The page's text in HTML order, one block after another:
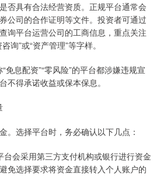
否具有合法经营资质。正规平台通常会
公司的合作证明等文件。投资者可通过
询平台运营公司的工商信息，重点关注
询”或“资产管理”等字样。
免息配资”“零风险”的平台都涉嫌违规宣
不得承诺收益或保本保息。
。选择平台时，务必确认以下几点：
台会采用第三方支付机构或银行进行资金
免选择要求将资金直接转入个人账户的